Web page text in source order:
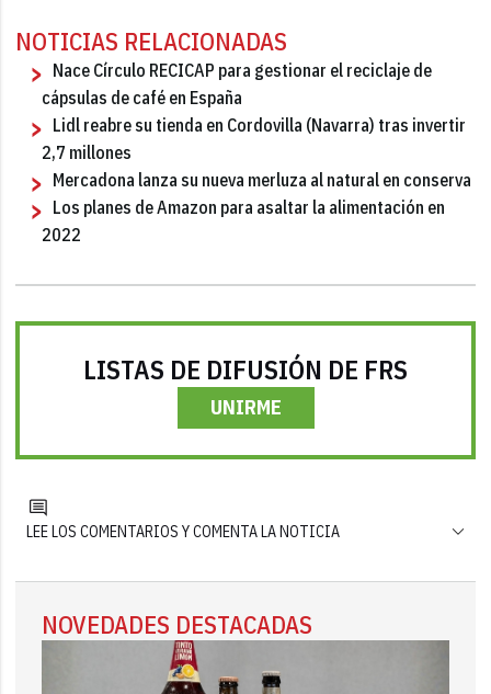
NOTICIAS RELACIONADAS
Nace Círculo RECICAP para gestionar el reciclaje de
cápsulas de café en España
Lidl reabre su tienda en Cordovilla (Navarra) tras invertir
2,7 millones
Mercadona lanza su nueva merluza al natural en conserva
Los planes de Amazon para asaltar la alimentación en
2022
LISTAS DE DIFUSIÓN DE FRS
UNIRME
LEE LOS COMENTARIOS Y COMENTA LA NOTICIA
NOVEDADES DESTACADAS